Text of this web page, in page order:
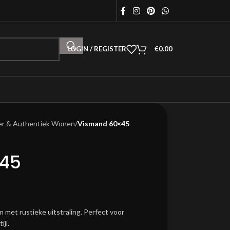
LOGIN / REGISTER €0.00
& Authentiek Wonen/Vismand 60×45
met rustieke uitstraling. Perfect voor